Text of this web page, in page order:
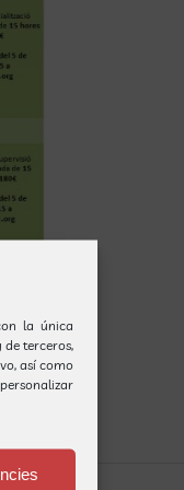
la única
terceros,
así como